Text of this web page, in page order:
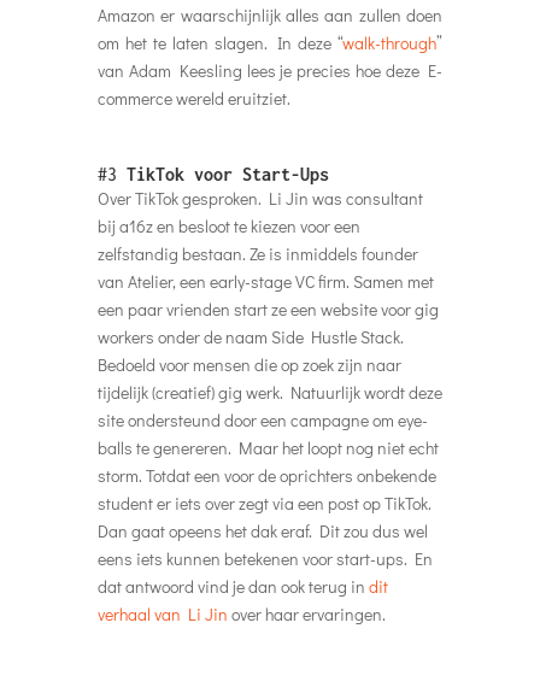
Amazon er waarschijnlijk alles aan zullen doen
om het te laten slagen. In deze “walk-through”
van Adam Keesling lees je precies hoe deze E-
commerce wereld eruitziet.
#3 TikTok voor Start-Ups
Over TikTok gesproken. Li Jin was consultant
bij a16z en besloot te kiezen voor een
zelfstandig bestaan. Ze is inmiddels founder
van Atelier, een early-stage VC firm. Samen met
een paar vrienden start ze een website voor gig
workers onder de naam Side Hustle Stack.
Bedoeld voor mensen die op zoek zijn naar
tijdelijk (creatief) gig werk. Natuurlijk wordt deze
site ondersteund door een campagne om eye-
balls te genereren. Maar het loopt nog niet echt
storm. Totdat een voor de oprichters onbekende
student er iets over zegt via een post op TikTok.
Dan gaat opeens het dak eraf. Dit zou dus wel
eens iets kunnen betekenen voor start-ups. En
dat antwoord vind je dan ook terug in dit
verhaal van Li Jin over haar ervaringen.